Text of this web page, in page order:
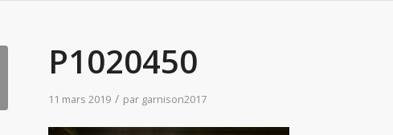
P1020450
11 mars 2019 / par garnison2017